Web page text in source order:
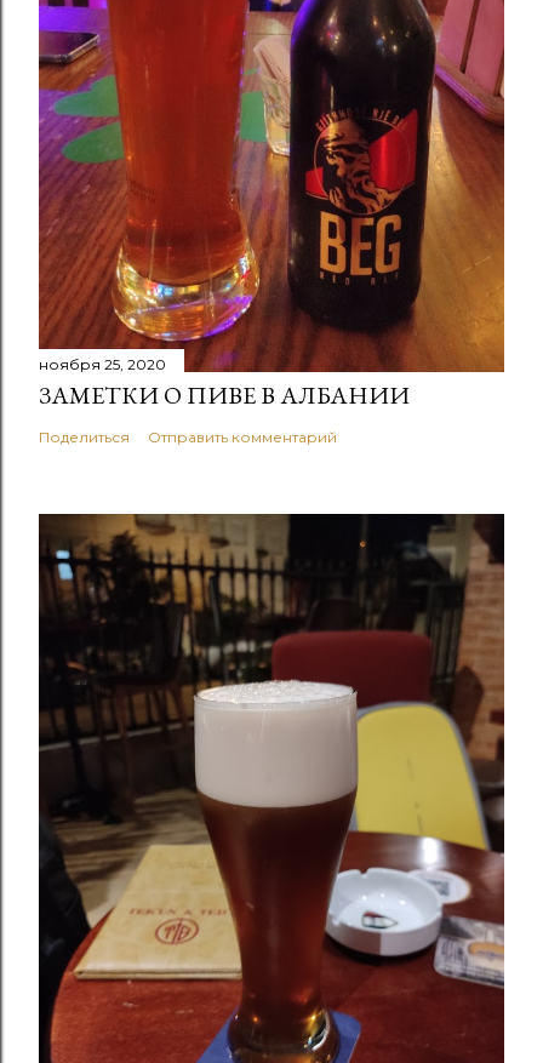
ноября 25, 2020
ЗАМЕТКИ О ПИВЕ В АЛБАНИИ
Поделиться Отправить комментарий